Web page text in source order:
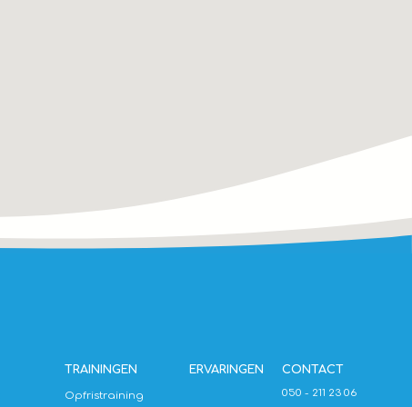
TRAININGEN
Opfristraining
ERVARINGEN CONTACT
050 - 211 23 06